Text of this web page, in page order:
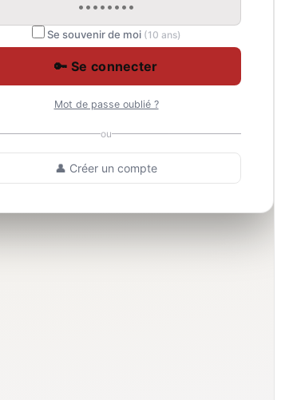
Se souvenir de moi (10 ans)
🔑 Se connecter
Mot de passe oublié ?
ou
👤 Créer un compte